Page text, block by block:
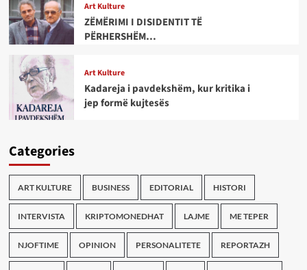
Art Kulture
ZËMËRIMI I DISIDENTIT TË
PËRHERSHËM…
Art Kulture
Kadareja i pavdekshëm, kur kritika i
jep formë kujtesës
Categories
ART KULTURE BUSINESS EDITORIAL HISTORI
INTERVISTA KRIPTOMONEDHAT LAJME ME TEPER
NJOFTIME OPINION PERSONALITETE REPORTAZH